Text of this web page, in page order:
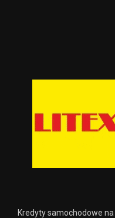
Kredyty samochodowe na